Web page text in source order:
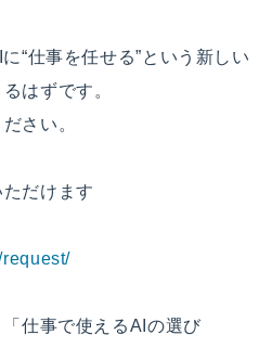
“仕事を任せる”という新しい
はずです。
さい。
だけます
仕事で使えるAIの選び